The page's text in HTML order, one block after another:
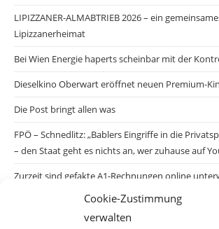
Cookie-Zustimmung
verwalten
LIPIZZANER-ALMABTRIEB 2026 – ein
Lipizzanerheimat
Bei Wien Energie haperts scheinbar mit der
Dieselkino Oberwart eröffnet neuen Premium-
Die Post bringt allen was
FPÖ – Schnedlitz: „Bablers Eingriffe in die
– den Staat geht es nichts an, wer zuhause auf
Zurzeit sind gefakte A1-Rechnungen online
Salzburgs Juden und ihre Sicherheit: „Erst nach
die Gefahr endlich konkret!“